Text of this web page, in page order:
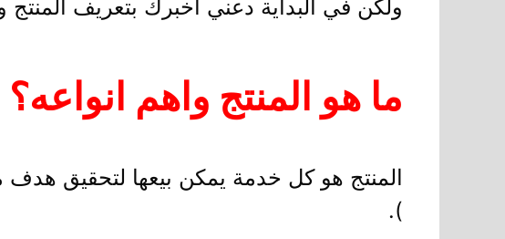
ولكن في البداية دعني اخبرك بتعريف المنتج
ما هو المنتج واهم انواعه؟
المنتج هو كل خدمة يمكن بيعها لتحقيق هدف
).